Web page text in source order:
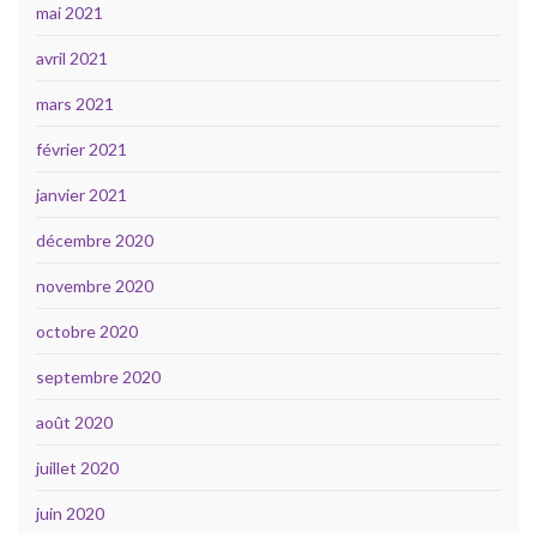
mai 2021
avril 2021
mars 2021
février 2021
janvier 2021
décembre 2020
novembre 2020
octobre 2020
septembre 2020
août 2020
juillet 2020
juin 2020